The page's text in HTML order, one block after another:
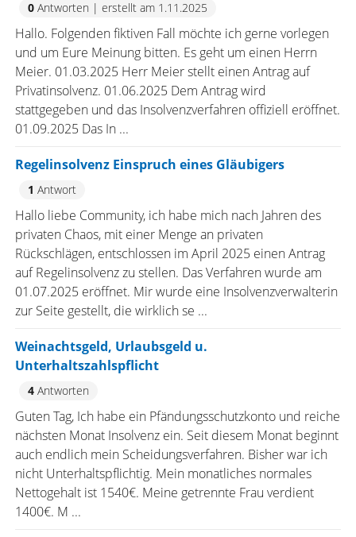
0Antworten | erstellt am 1.11.2025
Hallo. Folgenden fiktiven Fall möchte ich gerne vorlegen
und um Eure Meinung bitten. Es geht um einen Herrn
Meier. 01.03.2025 Herr Meier stellt einen Antrag auf
Privatinsolvenz. 01.06.2025 Dem Antrag wird
stattgegeben und das Insolvenzverfahren offiziell eröffnet.
01.09.2025 Das In ...
Regelinsolvenz Einspruch eines Gläubigers
1 Antwort
Hallo liebe Community, ich habe mich nach Jahren des
privaten Chaos, mit einer Menge an privaten
Rückschlägen, entschlossen im April 2025 einen Antrag
auf Regelinsolvenz zu stellen. Das Verfahren wurde am
01.07.2025 eröffnet. Mir wurde eine Insolvenzverwalterin
zur Seite gestellt, die wirklich se ...
Weinachtsgeld, Urlaubsgeld u.
Unterhaltszahlspflicht
4Antworten
Guten Tag, Ich habe ein Pfändungsschutzkonto und reiche
nächsten Monat Insolvenz ein. Seit diesem Monat beginnt
auch endlich mein Scheidungsverfahren. Bisher war ich
nicht Unterhaltspflichtig. Mein monatliches normales
Nettogehalt ist 1540€. Meine getrennte Frau verdient
1400€. M ...